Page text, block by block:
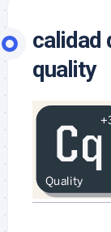
calidad
quality